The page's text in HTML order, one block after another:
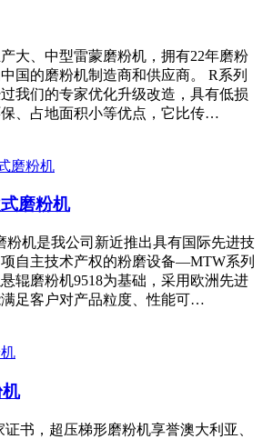
大、中型雷蒙磨粉机，拥有22年磨粉
国的磨粉机制造商和供应商。 R系列
我们的专家优化升级改造，具有低损
、占地面积小等优点，它比传…
磨粉机
粉机是我公司新近推出具有国际先进技
自主技术产权的粉磨设备—MTW系列
辊磨粉机9518为基础，采用欧洲先进
足客户对产品粒度、性能可…
书，超压梯形磨粉机享誉澳大利亚、